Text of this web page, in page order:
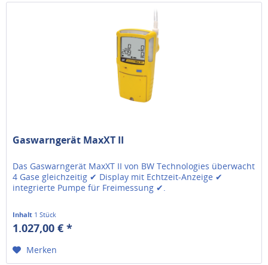
Gaswarngerät MaxXT II
Das Gaswarngerät MaxXT II von BW Technologies überwacht
4 Gase gleichzeitig ✔ Display mit Echtzeit-Anzeige ✔
integrierte Pumpe für Freimessung ✔.
Inhalt 1 Stück
1.027,00 € *
Merken